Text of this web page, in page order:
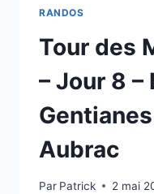
RANDOS
Tour des
– Jour 8 –
Aubrac
Par Patrick 2 mai